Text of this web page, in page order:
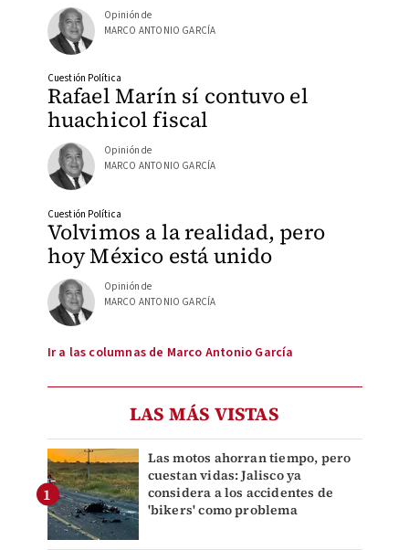
Opinión de
MARCO ANTONIO GARCÍA
Rafael Marín sí contuvo el
huachicol fiscal
Cuestión Política
Opinión de
MARCO ANTONIO GARCÍA
Volvimos a la realidad, pero
hoy México está unido
Cuestión Política
Opinión de
MARCO ANTONIO GARCÍA
Ir a las columnas de Marco Antonio García
LAS MÁS VISTAS
Las motos ahorran tiempo, pero
cuestan vidas: Jalisco ya
considera a los accidentes de
'bikers' como problema